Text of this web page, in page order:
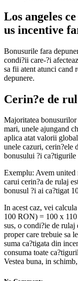
Los angeles
us incentive
Bonusurile fara
condi?ii care-?i
sa fii atent atunci cand
depunere.
Cerin?e de
Majoritatea
mari, unele ajungand
aplica atat valorii
unele cazuri, cerin?ele
bonusului ?i ca?tigurile
Exemplu: Avem united
carui cerin?a de rulaj
bonusul ?i ai ca?tigat
In acest caz, vei
100 RON) = 100 x
sus, o condi?ie de rulaj
proper care trebuie sa
suma ca?tigata din
consuma toate
Vestea buna, in